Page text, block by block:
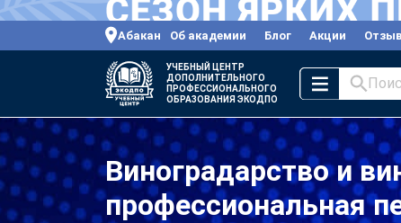
Абакан Об академии Блог Акции
УЧЕБНЫЙ ЦЕНТР
ДОПОЛНИТЕЛЬНОГО
ПРОФЕССИОНАЛЬНОГО
ОБРАЗОВАНИЯ ЭКОДПО
Виноградарство и
профессиональная